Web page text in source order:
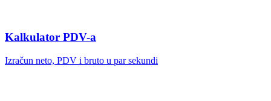
Kalkulator PDV-a
Izračun neto, PDV i bruto u par sekundi